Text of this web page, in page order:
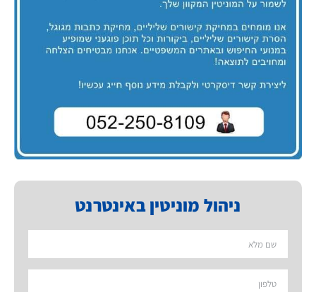
ניהול מוניטין באינטרנט